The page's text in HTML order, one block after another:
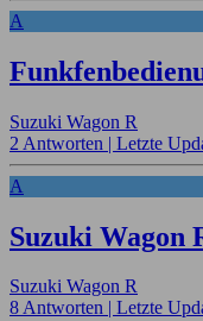
A
Suzuki Wagon R
2 Antworten | Letzte
A
Suzuki Wagon
Suzuki Wagon R
8 Antworten | Letzte